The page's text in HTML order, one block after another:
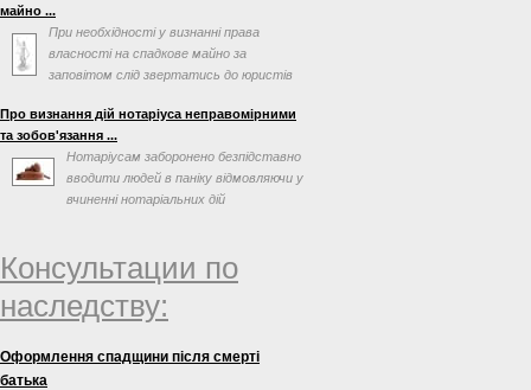
майно ...
При необхідності у визнанні права
власності на спадкове майно за
заповітом слід звертатись до юристів
Про визнання дій нотаріуса неправомірними
та зобов'язання ...
Нотаріусам заборонено безпідставно
вводити людей в паніку відмовляючи у
вчиненні нотаріальних дій
Консультации по
наследству:
Оформлення спадщини після смерті
батька